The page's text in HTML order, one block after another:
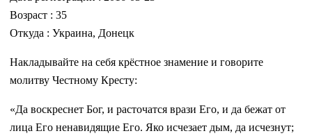
Возраст : 35
Откуда : Украина, Донецк
Накладывайте на себя крёстное знамение и говорите
молитву Честному Кресту:
«Да воскреснет Бог, и расточатся врази Его, и да бежат от
лица Его ненавидящие Его. Яко исчезает дым, да исчезнут;